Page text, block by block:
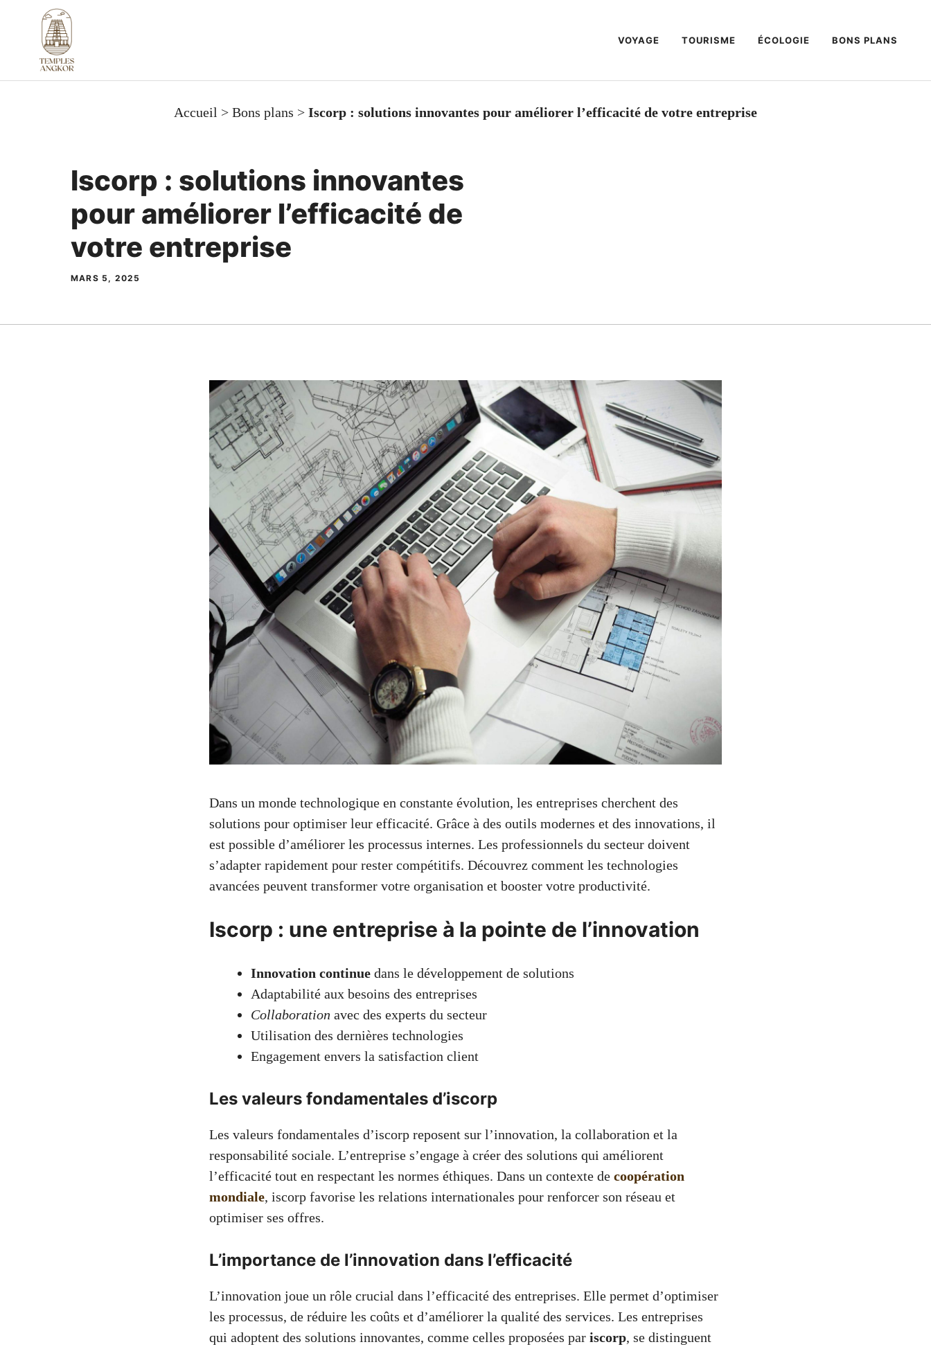
contenu
VOYAGE TOURISME ÉCOLOGIE BONS PLANS
Accueil > Bons plans > Iscorp : solutions innovantes pour améliorer l’efficacité de votre entreprise
Iscorp : solutions innovantes
pour améliorer l’efficacité de
votre entreprise
MARS 5, 2025
Dans un monde technologique en constante évolution, les entreprises cherchent des
solutions pour optimiser leur efficacité. Grâce à des outils modernes et des innovations, il
est possible d’améliorer les processus internes. Les professionnels du secteur doivent
s’adapter rapidement pour rester compétitifs. Découvrez comment les technologies
avancées peuvent transformer votre organisation et booster votre productivité.
Iscorp : une entreprise à la pointe de l’innovation
Innovation continue dans le développement de solutions
Adaptabilité aux besoins des entreprises
Collaboration avec des experts du secteur
Utilisation des dernières technologies
Engagement envers la satisfaction client
Les valeurs fondamentales d’iscorp
Les valeurs fondamentales d’iscorp reposent sur l’innovation, la collaboration et la
responsabilité sociale. L’entreprise s’engage à créer des solutions qui améliorent
l’efficacité tout en respectant les normes éthiques. Dans un contexte de coopération
mondiale, iscorp favorise les relations internationales pour renforcer son réseau et
optimiser ses offres.
L’importance de l’innovation dans l’efficacité
L’innovation joue un rôle crucial dans l’efficacité des entreprises. Elle permet d’optimiser
les processus, de réduire les coûts et d’améliorer la qualité des services. Les entreprises
qui adoptent des solutions innovantes, comme celles proposées par iscorp, se distinguent